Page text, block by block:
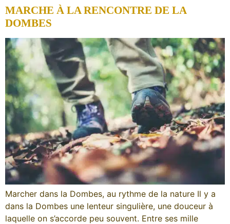
MARCHE À LA RENCONTRE DE LA
DOMBES
Marcher dans la Dombes, au rythme de la nature Il y a
dans la Dombes une lenteur singulière, une douceur à
laquelle on s’accorde peu souvent. Entre ses mille